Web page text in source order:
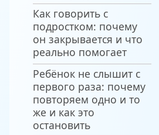
Как говорить с
подростком: почему
он закрывается и что
реально помогает
Ребёнок не слышит с
первого раза: почему
повторяем одно и то
же и как это
остановить